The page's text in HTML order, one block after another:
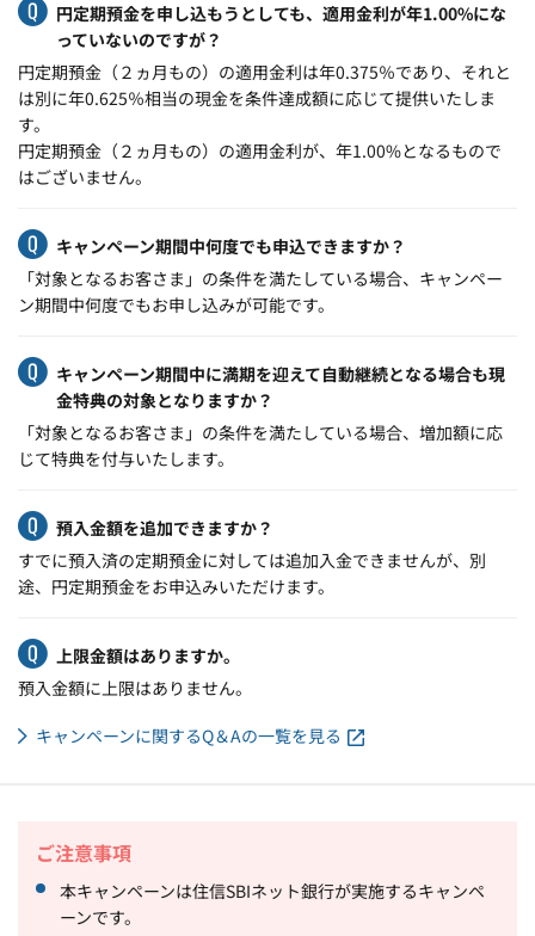
円定期預金を申し込もうとしても、適用金利が年1.00%にな
っていないのですが？
円定期預金（２ヵ月もの）の適用金利は年0.375％であり、それと
は別に年0.625％相当の現金を条件達成額に応じて提供いたしま
す。
円定期預金（２ヵ月もの）の適用金利が、年1.00%となるもので
はございません。
キャンペーン期間中何度でも申込できますか？
「対象となるお客さま」の条件を満たしている場合、キャンペー
ン期間中何度でもお申し込みが可能です。
キャンペーン期間中に満期を迎えて自動継続となる場合も現
金特典の対象となりますか？
「対象となるお客さま」の条件を満たしている場合、増加額に応
じて特典を付与いたします。
預入金額を追加できますか？
すでに預入済の定期預金に対しては追加入金できませんが、別
途、円定期預金をお申込みいただけます。
上限金額はありますか。
預入金額に上限はありません。
キャンペーンに関するQ＆Aの一覧を見る
ご注意事項
本キャンペーンは住信SBIネット銀行が実施するキャンペ
ーンです。